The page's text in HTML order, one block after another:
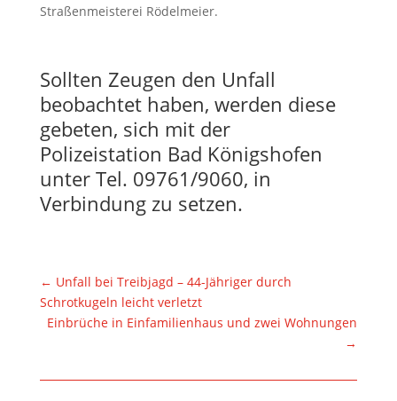
Straßenmeisterei Rödelmeier.
Sollten Zeugen den Unfall
beobachtet haben, werden diese
gebeten, sich mit der
Polizeistation Bad Königshofen
unter Tel. 09761/9060, in
Verbindung zu setzen.
← Unfall bei Treibjagd – 44-Jähriger durch
Schrotkugeln leicht verletzt
Einbrüche in Einfamilienhaus und zwei Wohnungen
→